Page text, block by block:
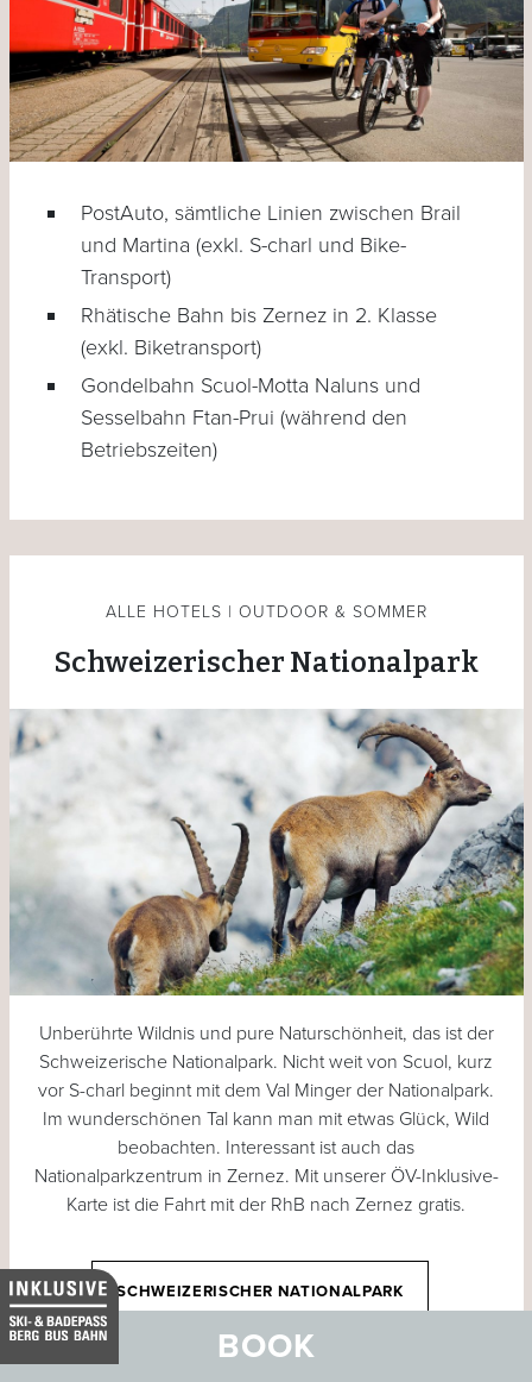
BOOK
PostAuto, sämtliche Linien zwischen Brail
und Martina (exkl. S-charl und Bike-
Transport)
Rhätische Bahn bis Zernez in 2. Klasse
(exkl. Biketransport)
Gondelbahn Scuol-Motta Naluns und
Sesselbahn Ftan-Prui (während den
Betriebszeiten)
ALLE HOTELS | OUTDOOR & SOMMER
Schweizerischer Nationalpark
Unberührte Wildnis und pure Naturschönheit, das ist der
Schweizerische Nationalpark. Nicht weit von Scuol, kurz
vor S-charl beginnt mit dem Val Minger der Nationalpark.
Im wunderschönen Tal kann man mit etwas Glück, Wild
beobachten. Interessant ist auch das
Nationalparkzentrum in Zernez. Mit unserer ÖV-Inklusive-
Karte ist die Fahrt mit der RhB nach Zernez gratis.
SCHWEIZERISCHER NATIONALPARK